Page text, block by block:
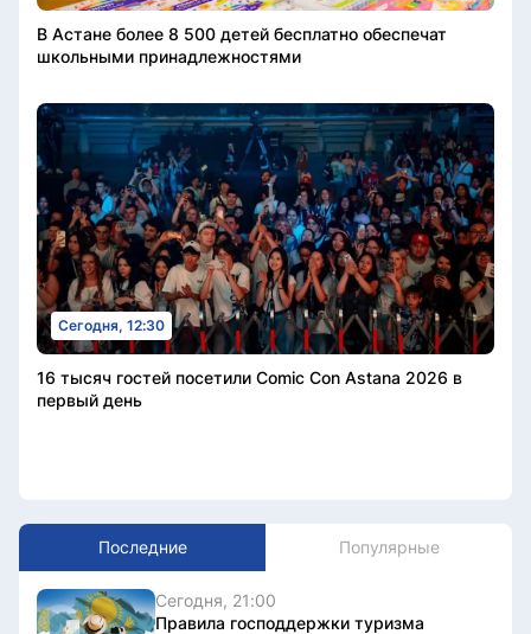
В Астане более 8 500 детей бесплатно обеспечат
школьными принадлежностями
Сегодня, 12:30
16 тысяч гостей посетили Comic Con Astana 2026 в
первый день
Последние Популярные
Сегодня, 21:00
Правила господдержки туризма